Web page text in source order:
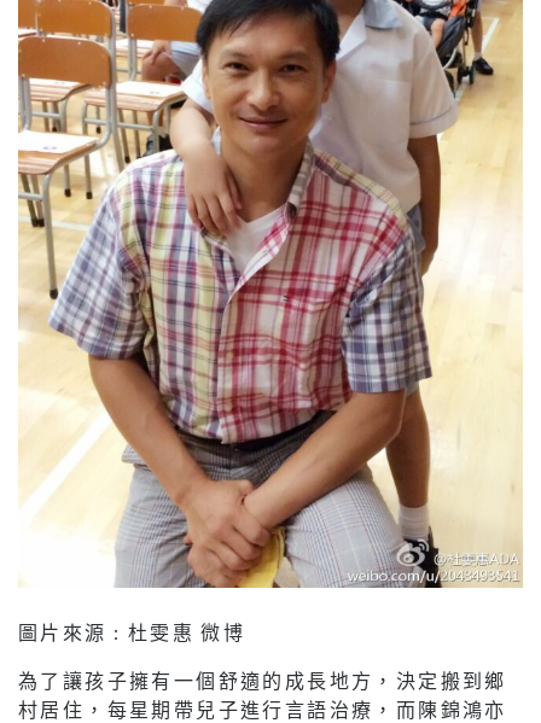
圖片來源 : 杜雯惠 微博
為了讓孩子擁有一個舒適的成長地方，決定搬到鄉
村居住，每星期帶兒子進行言語治療，而陳錦鴻亦